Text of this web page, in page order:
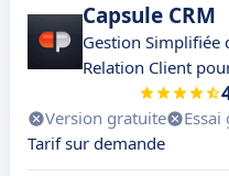
Capsule CRM
Gestion Simplifiée
Relation Client
Version gratuite
Tarif sur demande